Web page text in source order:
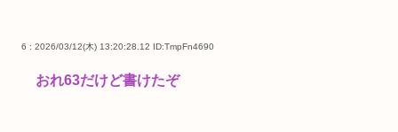
6 : 2026/03/12(木) 13:20:28.12 ID:TmpFn4690
おれ63だけど書けたぞ